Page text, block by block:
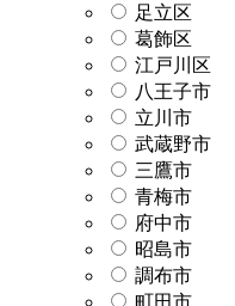
足立区
葛飾区
江戸川区
八王子市
立川市
武蔵野市
三鷹市
青梅市
府中市
昭島市
調布市
町田市